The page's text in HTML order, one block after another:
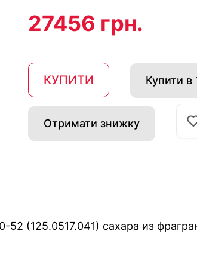
27456 грн.
КУПИТИ Купити в
Отримати знижку
(125.0517.041) сахара из